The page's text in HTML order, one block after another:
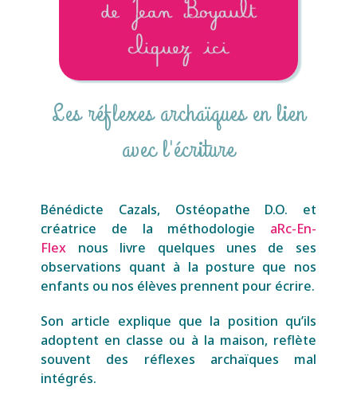
Les réflexes archaïques en lien
avec l'écriture
Bénédicte Cazals, Ostéopathe D.O. et
créatrice de la méthodologie aRc-En-
Flex
nous livre quelques unes de ses
observations quant à la posture que nos
enfants ou nos élèves prennent pour écrire.
Son article explique que la position qu’ils
adoptent en classe ou à la maison, reflète
souvent des réflexes archaïques mal
intégrés.